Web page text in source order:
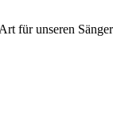
für unseren